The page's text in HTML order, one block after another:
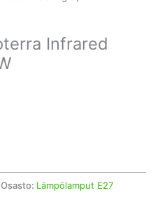
Infrared
Osasto: Lämpölamput E27